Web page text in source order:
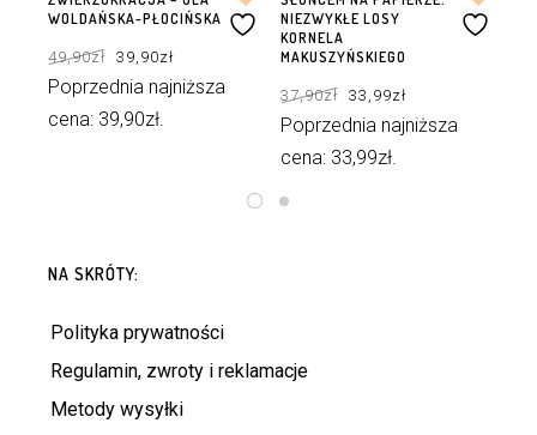
WOLDAŃSKA-PŁOCIŃSKA
49,90zł cena
wynosiła:
49,90zł.
39,90złcena
39,90zł.
Poprzednia najniższa
cena: 39,90zł.
NIEZWYKŁE LOSY
KORNELA
MAKUSZYŃSKIEGO
37,90zł cena
wynosiła:
37,90zł.
33,99złcena
33,99zł.
Poprzednia najniższa
cena: 33,99zł.
NA SKRÓTY:
Polityka prywatności
Regulamin, zwroty i reklamacje
Metody wysyłki